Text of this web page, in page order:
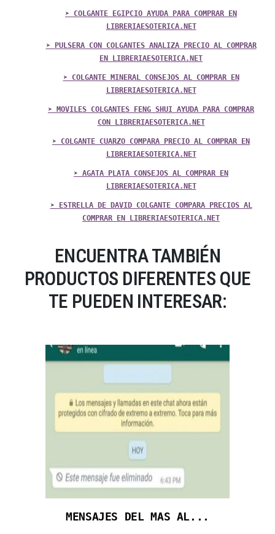
➤ COLGANTE EGIPCIO AYUDA PARA COMPRAR EN
LIBRERIAESOTERICA.NET
➤ PULSERA CON COLGANTES ANALIZA PRECIO AL COMPRAR
EN LIBRERIAESOTERICA.NET
➤ COLGANTE MINERAL CONSEJOS AL COMPRAR EN
LIBRERIAESOTERICA.NET
➤ MOVILES COLGANTES FENG SHUI AYUDA PARA COMPRAR
CON LIBRERIAESOTERICA.NET
➤ COLGANTE CUARZO COMPARA PRECIO AL COMPRAR EN
LIBRERIAESOTERICA.NET
➤ AGATA PLATA CONSEJOS AL COMPRAR EN
LIBRERIAESOTERICA.NET
➤ ESTRELLA DE DAVID COLGANTE COMPARA PRECIOS AL
COMPRAR EN LIBRERIAESOTERICA.NET
ENCUENTRA TAMBIÉN
PRODUCTOS DIFERENTES QUE
TE PUEDEN INTERESAR:
MENSAJES DEL MAS AL...